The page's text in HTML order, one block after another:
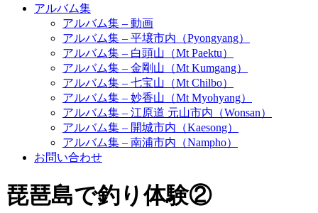
アルバム集
アルバム集 – 動画
アルバム集 – 平壌市内（Pyongyang）
アルバム集 – 白頭山（Mt Paektu）
アルバム集 – 金剛山（Mt Kumgang）
アルバム集 – 七宝山（Mt Chilbo）
アルバム集 – 妙香山（Mt Myohyang）
アルバム集 – 江原道 元山市内（Wonsan）
アルバム集 – 開城市内（Kaesong）
アルバム集 – 南浦市内（Nampho）
お問い合わせ
琵琶島で釣り体験②